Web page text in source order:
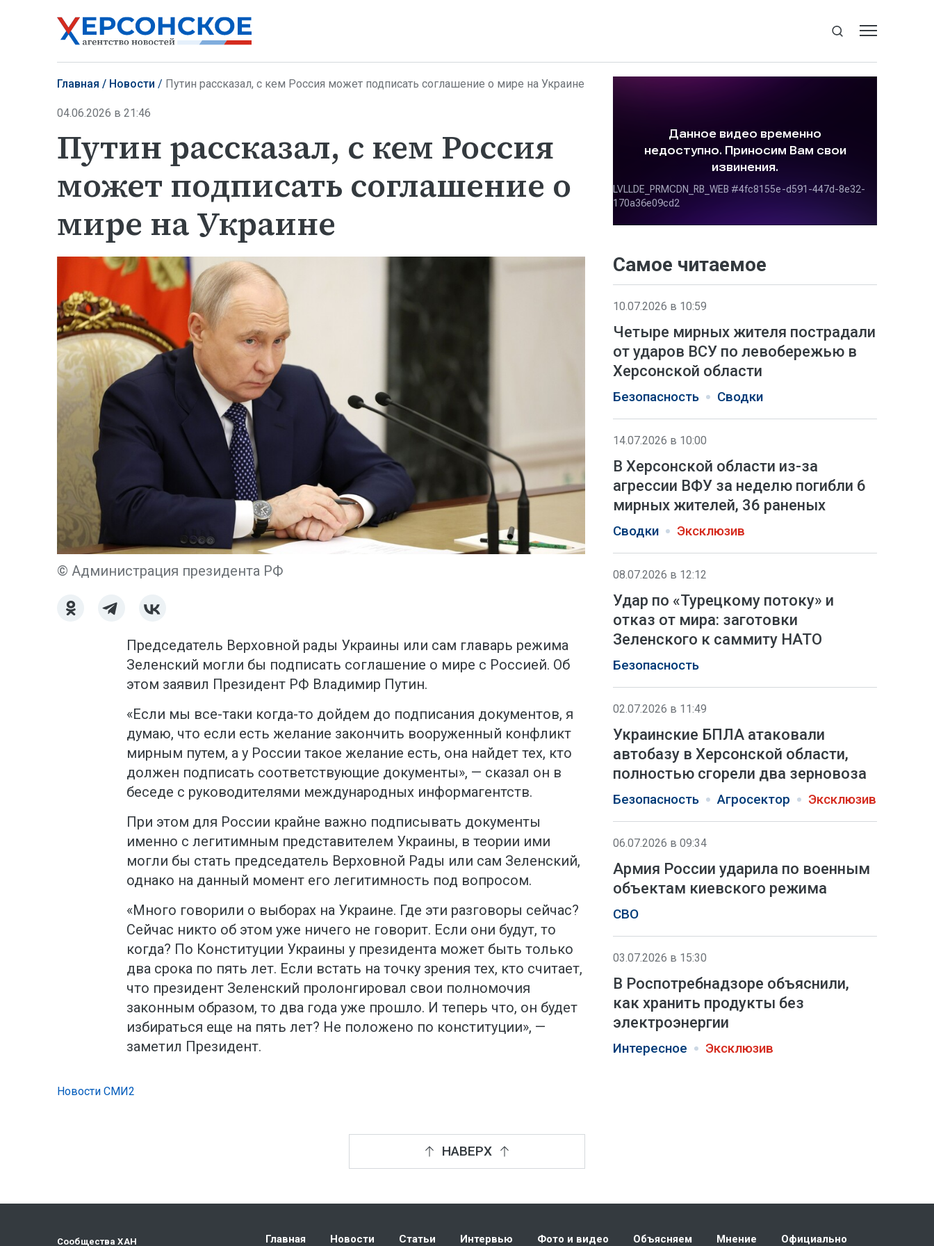
Главная Новости Путин рассказал, с кем Россия может подписать соглашение о мире на Украине
04.06.2026 в 21:46
Путин рассказал, с кем Россия
может подписать соглашение о
мире на Украине
© Администрация президента РФ
Председатель Верховной рады Украины или сам главарь режима
Зеленский могли бы подписать соглашение о мире с Россией. Об
этом заявил Президент РФ Владимир Путин.
«Если мы все-таки когда-то дойдем до подписания документов, я
думаю, что если есть желание закончить вооруженный конфликт
мирным путем, а у России такое желание есть, она найдет тех, кто
должен подписать соответствующие документы», — сказал он в
беседе с руководителями международных информагентств.
При этом для России крайне важно подписывать документы
именно с легитимным представителем Украины, в теории ими
могли бы стать председатель Верховной Рады или сам Зеленский,
однако на данный момент его легитимность под вопросом.
«Много говорили о выборах на Украине. Где эти разговоры сейчас?
Сейчас никто об этом уже ничего не говорит. Если они будут, то
когда? По Конституции Украины у президента может быть только
два срока по пять лет. Если встать на точку зрения тех, кто считает,
что президент Зеленский пролонгировал свои полномочия
законным образом, то два года уже прошло. И теперь что, он будет
избираться еще на пять лет? Не положено по конституции», —
заметил Президент.
Самое читаемое
10.07.2026 в 10:59
Четыре мирных жителя пострадали
от ударов ВСУ по левобережью в
Херсонской области
Безопасность Сводки
14.07.2026 в 10:00
В Херсонской области из-за
агрессии ВФУ за неделю погибли 6
мирных жителей, 36 раненых
Сводки Эксклюзив
08.07.2026 в 12:12
Удар по «Турецкому потоку» и
отказ от мира: заготовки
Зеленского к саммиту НАТО
Безопасность
02.07.2026 в 11:49
Украинские БПЛА атаковали
автобазу в Херсонской области,
полностью сгорели два зерновоза
Безопасность Агросектор Эксклюзив
06.07.2026 в 09:34
Армия России ударила по военным
объектам киевского режима
СВО
03.07.2026 в 15:30
В Роспотребнадзоре объяснили,
как хранить продукты без
электроэнергии
Интересное Эксклюзив
Новости СМИ2
НАВЕРХ
Сообщества ХАН Главная Новости Статьи Интервью Фото и видео Объясняем Мнение Официально